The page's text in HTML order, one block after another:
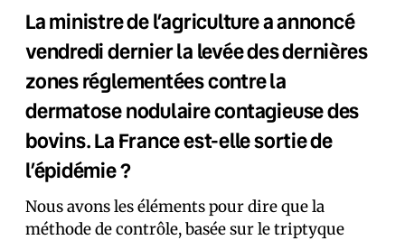
La ministre de l’agriculture a annoncé
vendredi dernier la levée des dernières
zones réglementées contre la
dermatose nodulaire contagieuse des
bovins. La France est-elle sortie de
l’épidémie ?
Nous avons les éléments pour dire que la
méthode de contrôle, basée sur le triptyque